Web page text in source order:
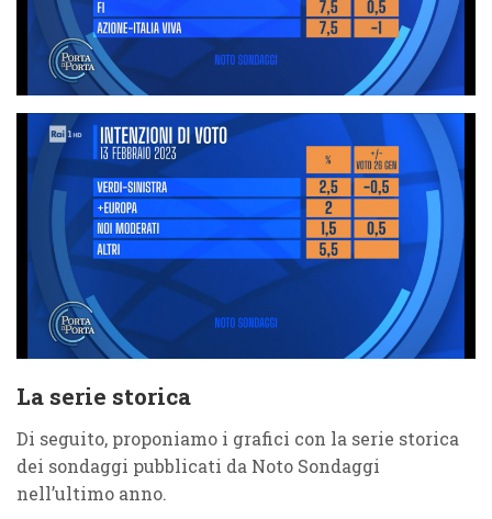
La serie storica
Di seguito, proponiamo i grafici con la serie storica
dei sondaggi pubblicati da Noto Sondaggi
nell’ultimo anno.